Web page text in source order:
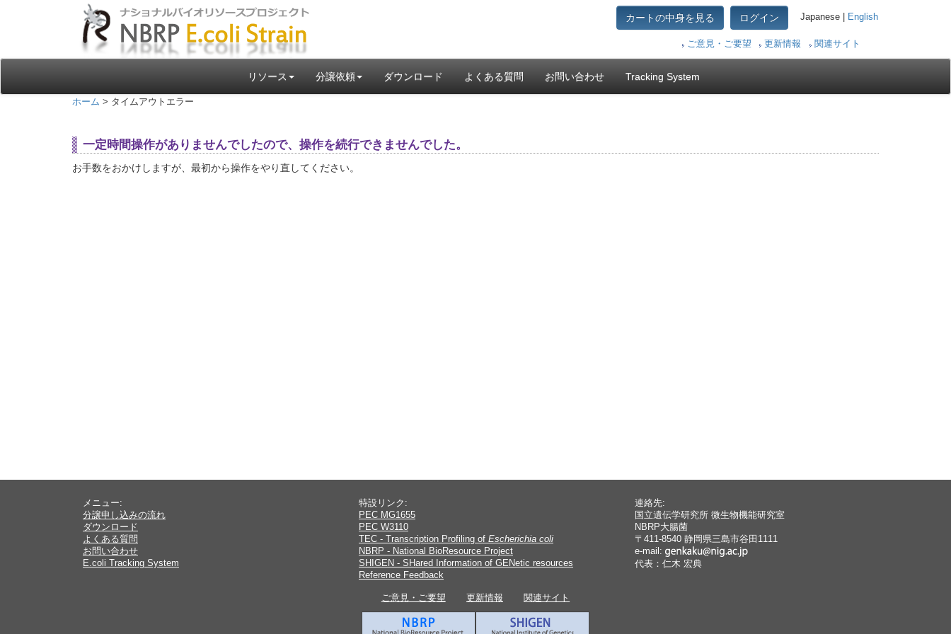
カートの中身を見る ログイン Japanese | English
ご意見・ご要望 更新情報 関連サイト
リソース 分譲依頼 ダウンロード よくある質問 お問い合わせ Tracking System
ホーム > タイムアウトエラー
一定時間操作がありませんでしたので、操作を続行できませんでした。
お手数をおかけしますが、最初から操作をやり直してください。
メニュー:
分譲申し込みの流れ
ダウンロード
よくある質問
お問い合わせ
E.coli Tracking System
特設リンク:
PEC MG1655
PEC W3110
TEC - Transcription Profiling of Escherichia coli
NBRP - National BioResource Project
SHIGEN - SHared Information of GENetic resources
Reference Feedback
連絡先:
国立遺伝学研究所 微生物機能研究室
NBRP大腸菌
〒411-8540 静岡県三島市谷田1111
e-mail:
代表：仁木 宏典
ご意見・ご要望 更新情報 関連サイト